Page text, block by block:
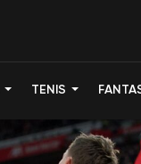
TENIS